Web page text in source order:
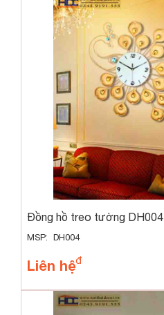
Đồng hồ treo tường DH004
MSP: DH004
Liên hệ